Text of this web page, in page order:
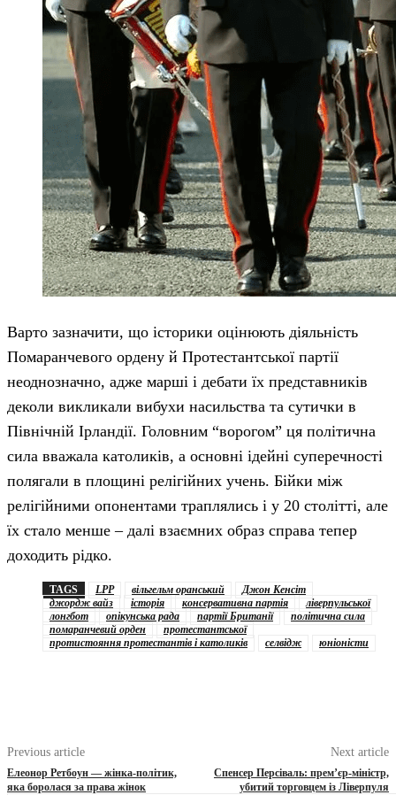
Варто зазначити, що історики оцінюють діяльність
Помаранчевого ордену й Протестантської партії
неоднозначно, адже марші і дебати їх представників
деколи викликали вибухи насильства та сутички в
Північній Ірландії. Головним “ворогом” ця політична
сила вважала католиків, а основні ідейні суперечності
полягали в площині релігійних учень. Бійки між
релігійними опонентами траплялись і у 20 столітті, але
їх стало менше – далі взаємних образ справа тепер
доходить рідко.
TAGS LPP вільгельм оранський
Джон Кенсіт
джордж вайз
історія консервативна партія
ліверпульської
лонгбот
опікунська рада партії Британії
політична сила
помаранчевий орден
протестантської
протистояння протестантів і католиків
селвідж юніоністи
Previous article
Елеонор Ретбоун — жінка-політик,
яка боролася за права жінок
Next article
Спенсер Персіваль: прем’єр-міністр,
убитий торговцем із Ліверпуля